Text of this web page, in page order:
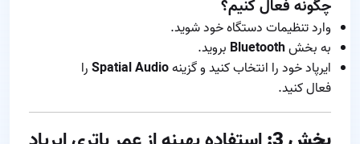
چگونه فعال کنیم؟
وارد تنظیمات دستگاه خود شوید.
به بخشBluetooth بروید.
ایرپاد خود را انتخاب کنید و گزینهSpatial Audioرا
فعال کنید.